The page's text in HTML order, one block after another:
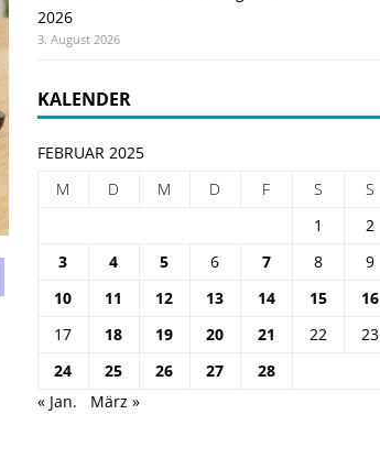
2026
3. August 2026
KALENDER
FEBRUAR 2025
M
D M D F S
S
1
2
3
4 5 6 7 8
9
10
11 12 13 14 15
16
17
18 19 20 21 22
23
24
25 26 27
28
« Jan.
März »